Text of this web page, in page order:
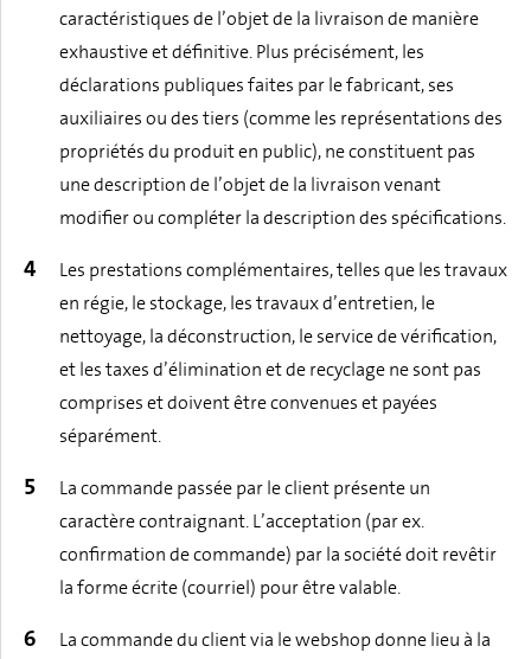
caractéristiques de l’objet de la livraison de manière
exhaustive et définitive. Plus précisément, les
déclarations publiques faites par le fabricant, ses
auxiliaires ou des tiers (comme les représentations des
propriétés du produit en public), ne constituent pas
une description de l’objet de la livraison venant
modifier ou compléter la description des spécifications.
Les prestations complémentaires, telles que les travaux
en régie, le stockage, les travaux d’entretien, le
nettoyage, la déconstruction, le service de vérification,
et les taxes d’élimination et de recyclage ne sont pas
comprises et doivent être convenues et payées
séparément.
La commande passée par le client présente un
caractère contraignant. L’acceptation (par ex.
confirmation de commande) par la société doit revêtir
la forme écrite (courriel) pour être valable.
La commande du client via le webshop donne lieu à la